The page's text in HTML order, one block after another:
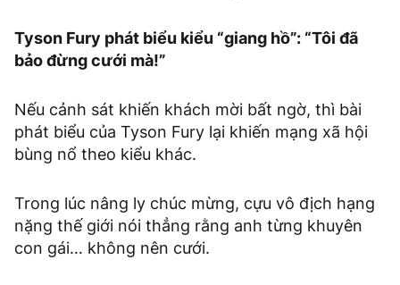
Tyson Fury phát biểu kiểu “giang hồ”: “Tôi đã
bảo đừng cưới mà!”
Nếu cảnh sát khiến khách mời bất ngờ, thì bài
phát biểu của Tyson Fury lại khiến mạng xã hội
bùng nổ theo kiểu khác.
Trong lúc nâng ly chúc mừng, cựu vô địch hạng
nặng thế giới nói thẳng rằng anh từng khuyên
con gái… không nên cưới.